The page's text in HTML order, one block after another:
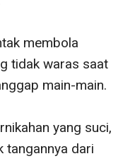
membola
tidak waras saat
main-main.
yang suci,
tangannya dari